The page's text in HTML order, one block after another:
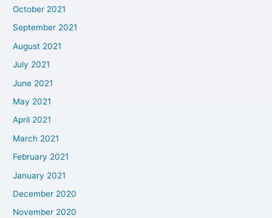
October 2021
September 2021
August 2021
July 2021
June 2021
May 2021
April 2021
March 2021
February 2021
January 2021
December 2020
November 2020